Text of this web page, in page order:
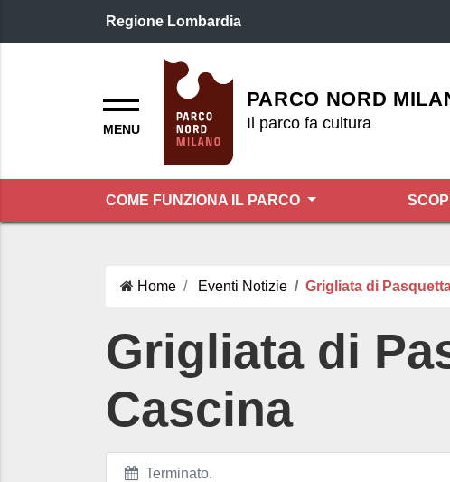
Regione Lombardia
PARCO NORD
Il parco fa cultura
COME FUNZIONA IL PARCO
Home Eventi Notizie Grigliata di
Grigliata di
Cascina
Terminato.